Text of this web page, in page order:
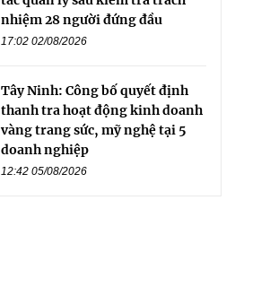
nhiệm 28 người đứng đầu
17:02 02/08/2026
Tây Ninh: Công bố quyết định
thanh tra hoạt động kinh doanh
vàng trang sức, mỹ nghệ tại 5
doanh nghiệp
12:42 05/08/2026